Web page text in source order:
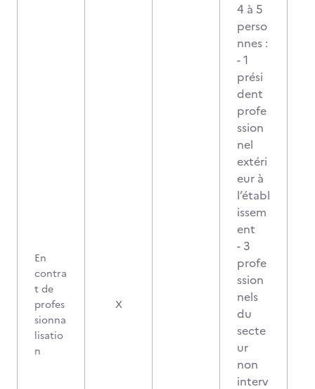
En
contra
t de
profes
sionna
lisatio
n
X
4 à 5
perso
nnes :
- 1
prési
dent
profe
ssion
nel
extéri
eur à
l’établ
issem
ent
- 3
profe
ssion
nels
du
secte
ur
non
interv